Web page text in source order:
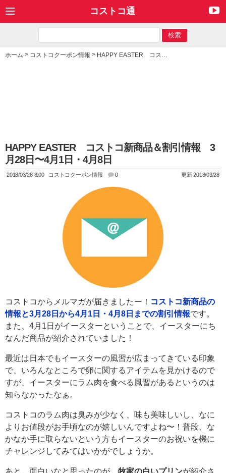
コストコ通
ホーム > コストコクーポン情報 > HAPPY EASTER コストコ新商品＆割引情報 3月28日〜4月1日・4月8日
HAPPY EASTER コストコ新商品＆割引情報 3
月28日〜4月1日・4月8日
2018/03/28 8:00 コストコクーポン情報 0 更新 2018/03/28
コストコからメルマガが届きましたー！ コストコ新商品の
情報と3月28日から4月1日・4月8日までの割引情報です。
また、4月1日がイースターということで、イースターにち
なんだ商品が紹介されていました！
最近は日本でもイースターの風習が広まってきている印象
で、いろんなところで卵に関するアイテムを見かけるので
すが、イースターにラム肉を食べる風習があるというのは
知らなかったなぁ。
コストコのラム肉は臭みが少なく、味も美味しいし、なに
よりお値段がお手頃なのが嬉しいんですよね〜！普段、な
かなか手に取らないという方もイースターのお祝いを機に
チャレンジしてみてはいかがでしょうか。